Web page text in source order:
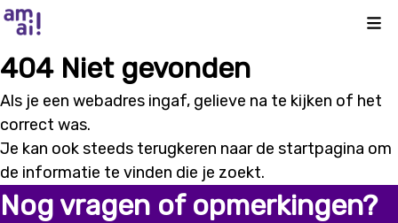
404 Niet gevonden
Als je een webadres ingaf, gelieve na te kijken of het
correct was.
Je kan ook steeds terugkeren naar de startpagina om
de informatie te vinden die je zoekt.
Nog vragen of opmerkingen?